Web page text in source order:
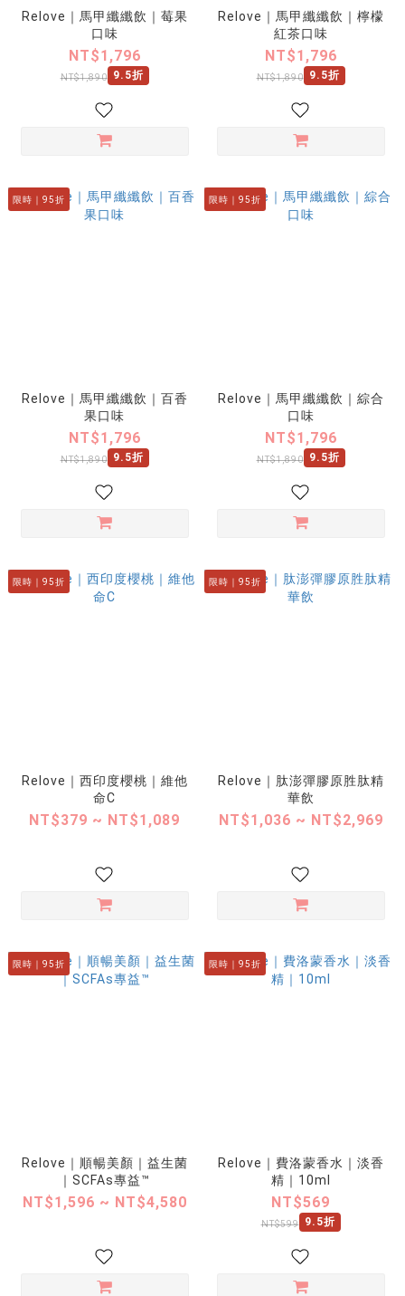
Relove｜馬甲纖纖飲｜莓果
口味
NT$1,796
NT$1,890 9.5折
Relove｜馬甲纖纖飲｜檸檬
紅茶口味
NT$1,796
NT$1,890 9.5折
限時｜95折
Relove｜馬甲纖纖飲｜百香
果口味
NT$1,796
NT$1,890 9.5折
限時｜95折
Relove｜馬甲纖纖飲｜綜合
口味
NT$1,796
NT$1,890 9.5折
限時｜95折
Relove｜西印度櫻桃｜維他
命C
NT$379 ~ NT$1,089
限時｜95折
Relove｜肽澎彈膠原胜肽精
華飲
NT$1,036 ~ NT$2,969
限時｜95折
Relove｜順暢美顏｜益生菌
｜SCFAs專益™
NT$1,596 ~ NT$4,580
限時｜95折
Relove｜費洛蒙香水｜淡香
精｜10ml
NT$569
NT$599 9.5折